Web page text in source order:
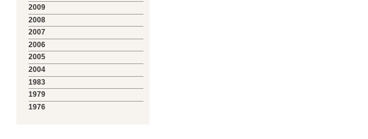
2009
2008
2007
2006
2005
2004
1983
1979
1976